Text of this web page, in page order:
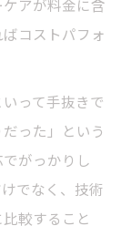
アが料金に含
コストパフォ
って手抜きで
った」という
がっかりし
でなく、技術
較すること